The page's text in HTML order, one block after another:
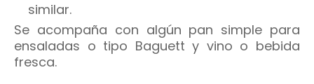
similar.
Se acompaña con algún pan simple para
ensaladas o tipo Baguett y vino o bebida
fresca.